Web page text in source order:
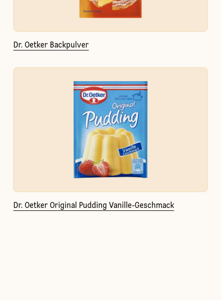
Dr. Oetker Backpulver
Dr. Oetker Original Pudding Vanille-Geschmack